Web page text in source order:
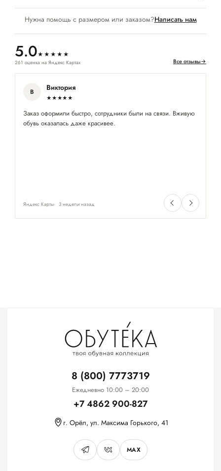
Нужна помощь с размером или заказом?Написать нам
5.0★★★★★
261 оценка на Яндекс Картах Все отзывы→
В Виктория
★★★★★
Заказ оформили быстро, сотрудники были на связи. Вживую
обувь оказалась даже красивее.
Яндекс Карты 3 недели назад
8 (800) 7773719
Ежедневно 10:00 – 20:00
+7 4862 900-827
г. Орёл, ул. Максима Горького, 41
MAX